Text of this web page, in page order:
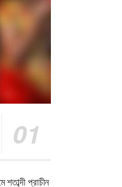
প্রাচীন